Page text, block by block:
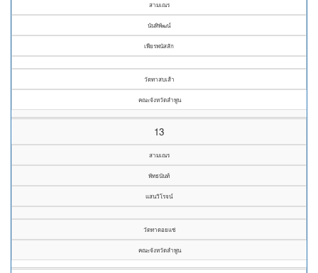
สามเณร
นันทิพัฒน์
เพียรพนัสสัก
วัดทาสบเส้า
คณะจังหวัดลำพูน
13
สามเณร
พัทธนันท์
แสนวิโรจน์
วัดทาดอยแช่
คณะจังหวัดลำพูน